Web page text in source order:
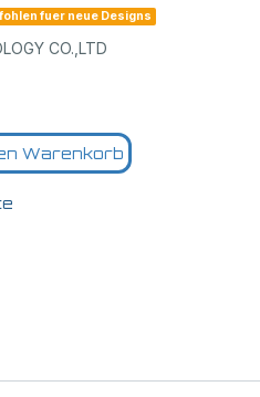
fuer neue Designs
CO.,LTD
Warenkorb